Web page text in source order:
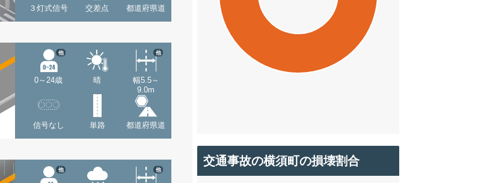
３灯式信号 交差点 都道府県道
0～24歳
他
晴
幅5.5～
9.0m
他
信号なし 単路 都道府県道
他 他
交通事故の横須町の損壊割合